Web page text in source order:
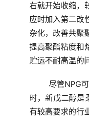
右就开始收缩，
应时加入第二改
杂化，改善共聚
提高聚酯粘度和
贮运不耐高温的
尽管NPG
时，新戊二醇是
有较高要求的行